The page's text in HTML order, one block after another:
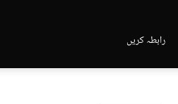
رابطہ کریں